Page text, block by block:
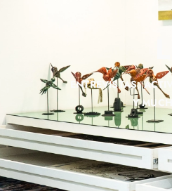
ENTREVISTAS,
Y